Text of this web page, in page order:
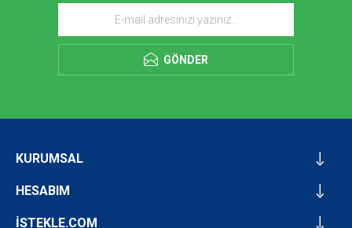
GÖNDER
KURUMSAL
HESABIM
İSTEKLE.COM